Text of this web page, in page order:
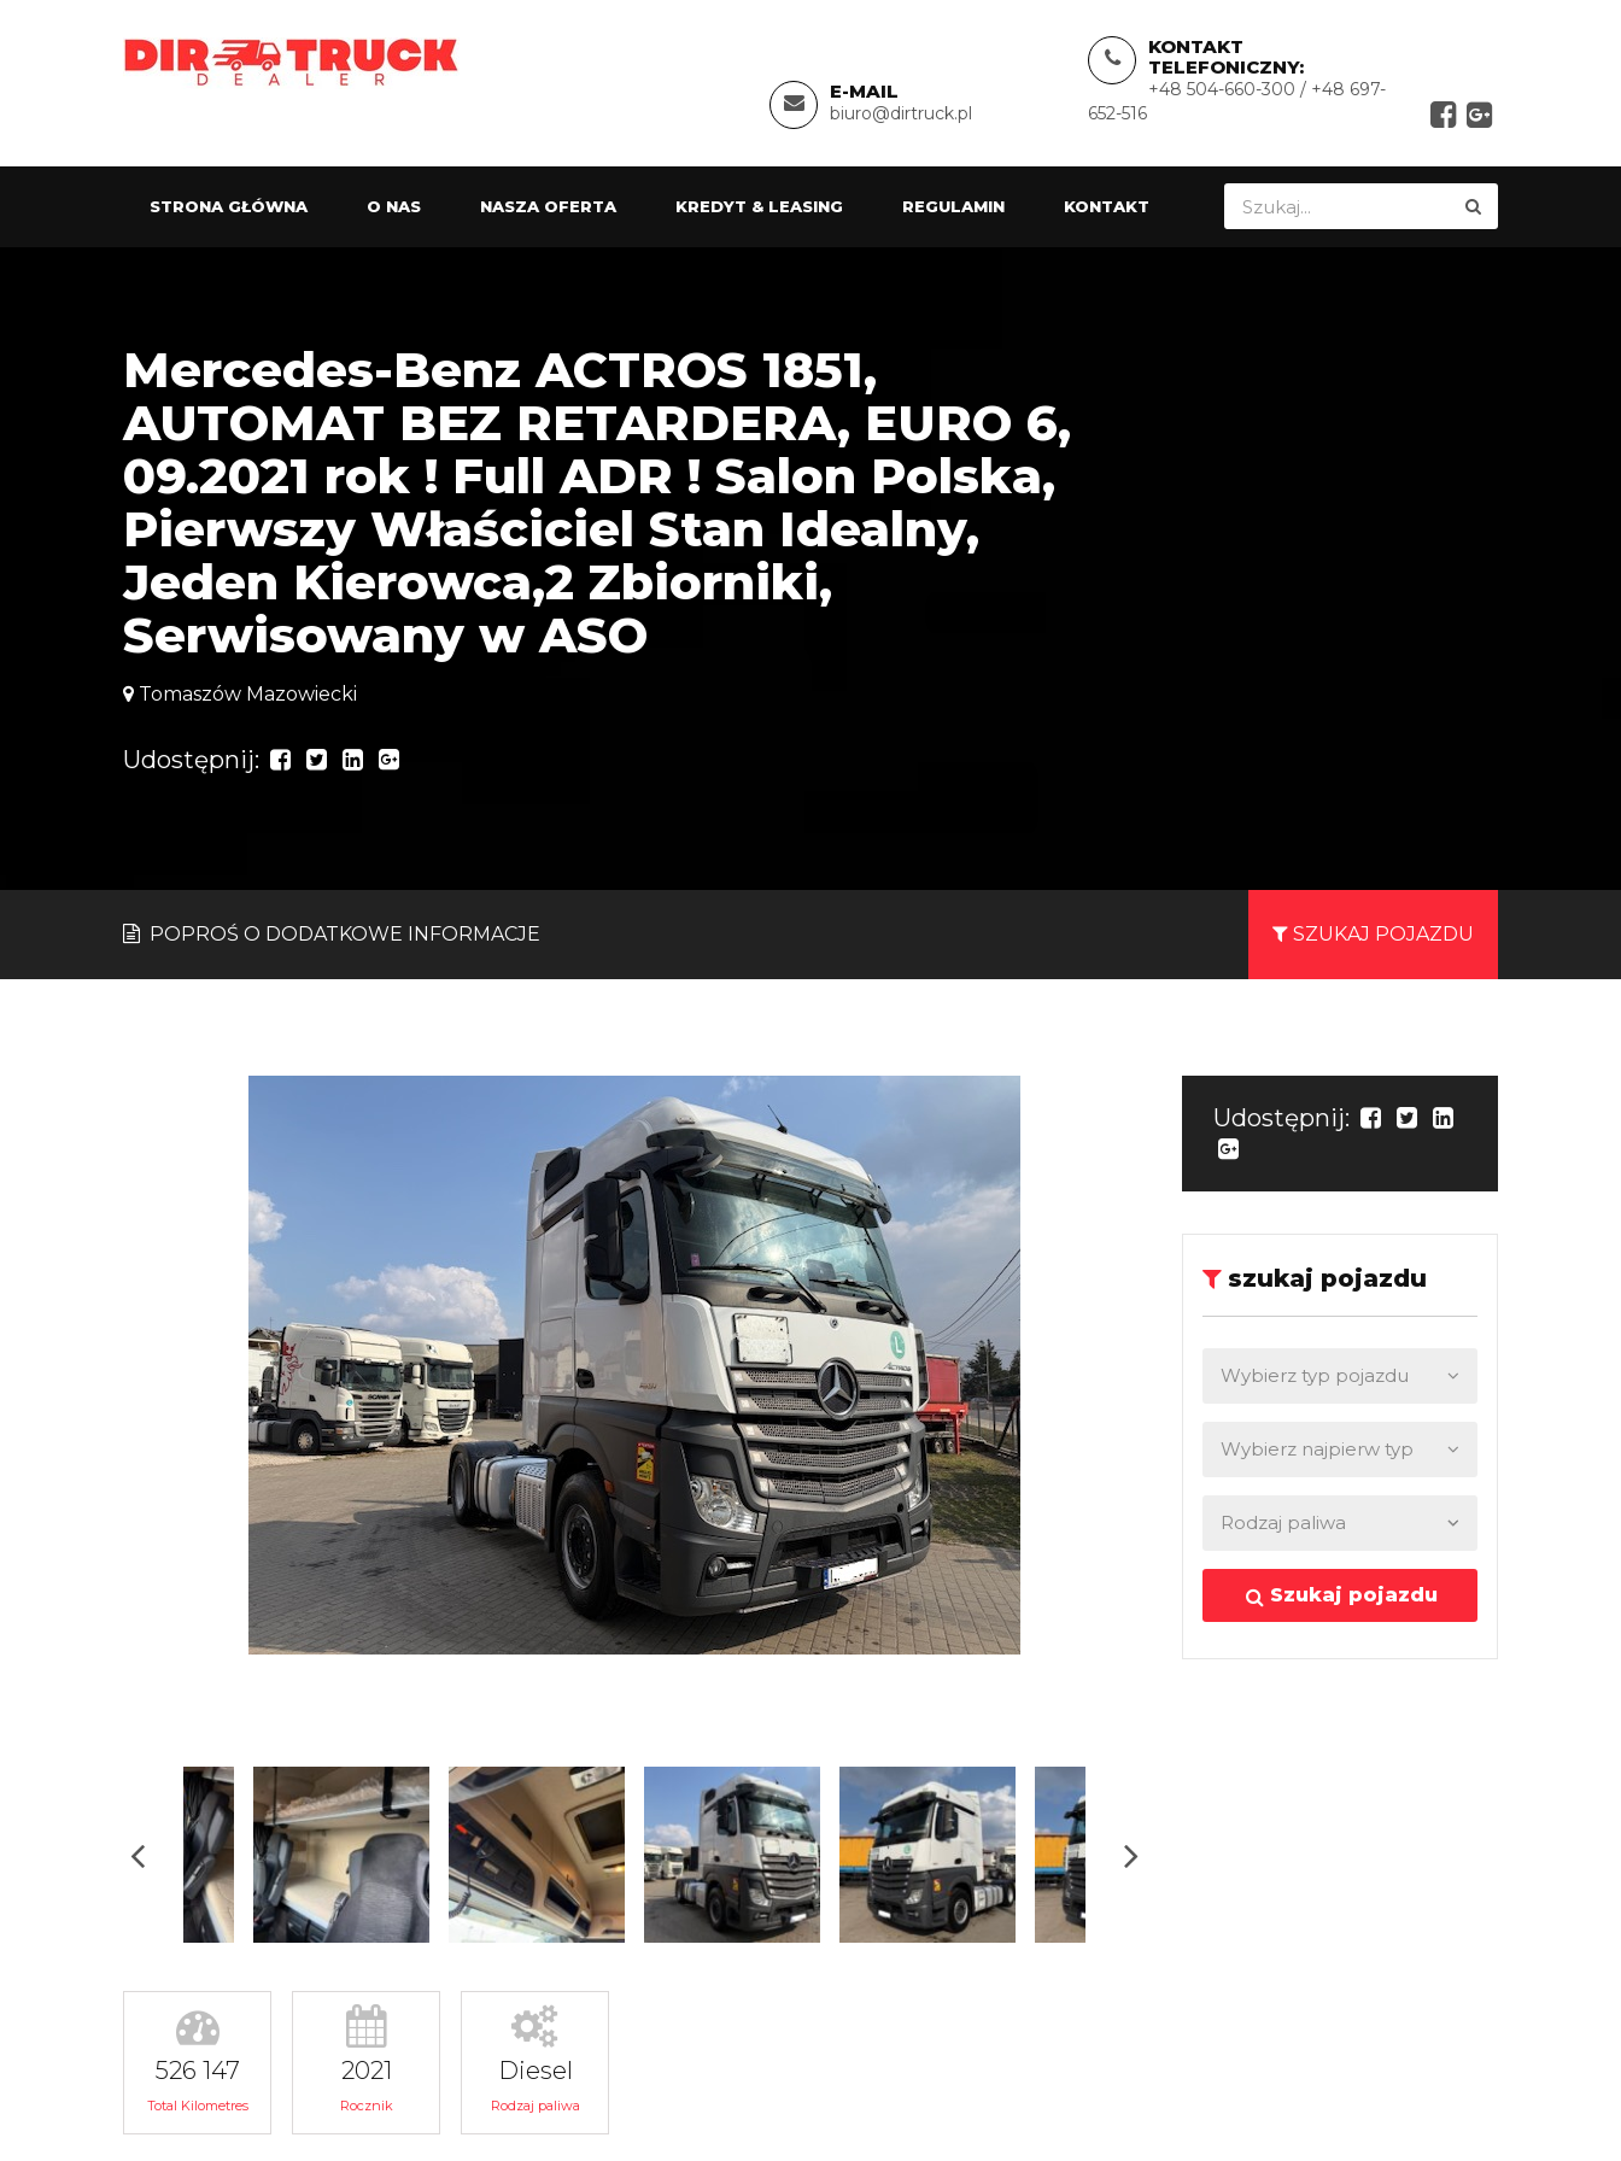
E-MAIL
biuro@dirtruck.pl
KONTAKT
TELEFONICZNY:
+48 504-660-300 / +48 697-
652-516
STRONA GŁÓWNA O NAS NASZA OFERTA KREDYT & LEASING REGULAMIN KONTAKT
Mercedes-Benz ACTROS 1851,
AUTOMAT BEZ RETARDERA, EURO 6,
09.2021 rok ! Full ADR ! Salon Polska,
Pierwszy Właściciel Stan Idealny,
Jeden Kierowca,2 Zbiorniki,
Serwisowany w ASO
Tomaszów Mazowiecki
Udostępnij:
SZUKAJ POJAZDU
POPROŚ O DODATKOWE INFORMACJE
526 147
Total Kilometres
2021
Rocznik
Diesel
Rodzaj paliwa
Udostępnij:
szukaj pojazdu
Szukaj pojazdu